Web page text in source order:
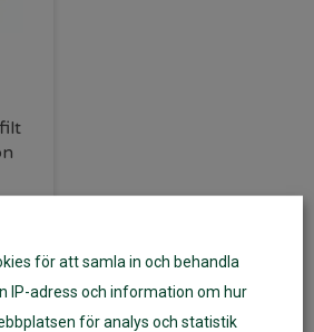
nuvarande
priset
för att samla in och behandla
IP-adress och information om hur
för analys och statistik